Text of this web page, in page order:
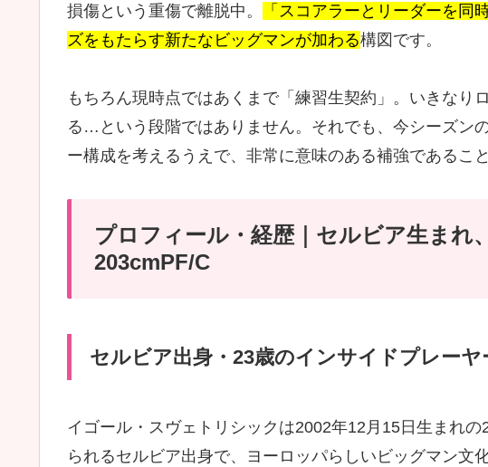
損傷という重傷で離脱中。
「スコアラーとリーダーを同
ズをもたらす新たなビッグマンが加わる構図です。
もちろん現時点ではあくまで「練習生契約」。いきなり
る…という段階ではありません。それでも、今シーズン
ー構成を考えるうえで、非常に意味のある補強であるこ
プロフィール・経歴｜セルビア生まれ
203cmPF/C
セルビア出身・23歳のインサイドプレーヤ
イゴール・スヴェトリシックは2002年12月15日生まれ
られるセルビア出身で、ヨーロッパらしいビッグマン文